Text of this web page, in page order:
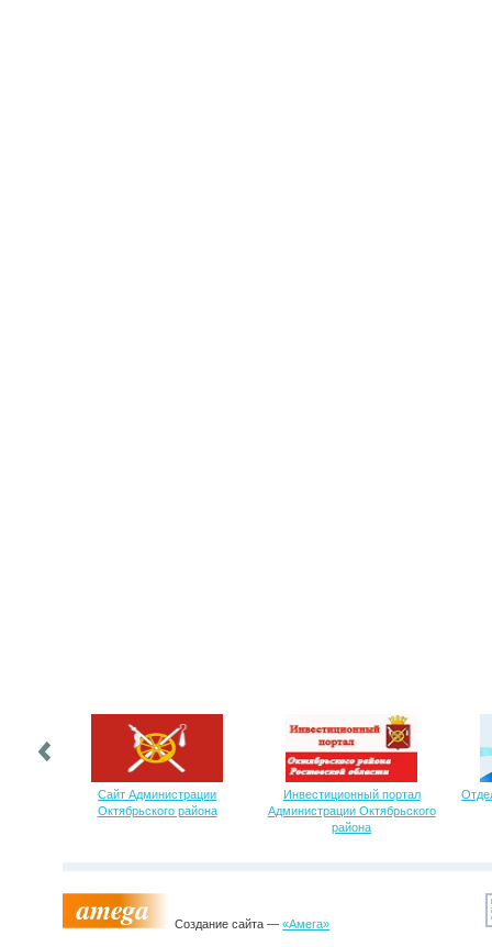
Сайт Администрации
Октябрьского района
Инвестиционный портал
Администрации Октябрьского
района
Создание сайта —«Амега»